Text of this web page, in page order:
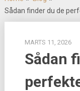
Sådan finder du de
MARTS 11, 2026
Sådan